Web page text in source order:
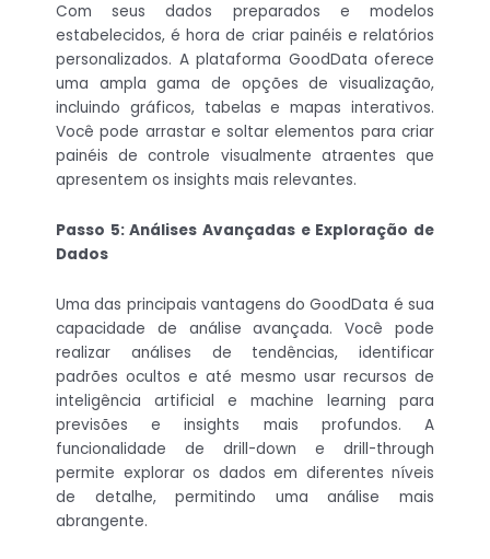
Com seus dados preparados e modelos
estabelecidos, é hora de criar painéis e relatórios
personalizados. A plataforma GoodData oferece
uma ampla gama de opções de visualização,
incluindo gráficos, tabelas e mapas interativos.
Você pode arrastar e soltar elementos para criar
painéis de controle visualmente atraentes que
apresentem os insights mais relevantes.
Passo 5: Análises Avançadas e Exploração de
Dados
Uma das principais vantagens do GoodData é sua
capacidade de análise avançada. Você pode
realizar análises de tendências, identificar
padrões ocultos e até mesmo usar recursos de
inteligência artificial e machine learning para
previsões e insights mais profundos. A
funcionalidade de drill-down e drill-through
permite explorar os dados em diferentes níveis
de detalhe, permitindo uma análise mais
abrangente.